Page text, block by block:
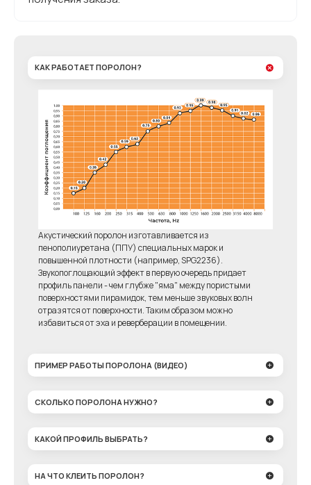
КАК РАБОТАЕТ ПОРОЛОН?
Акустический поролон изготавливается из
пенополиуретана (ППУ) специальных марок и
повышенной плотности (например, SPG2236).
Звукопоглощающий эффект в первую очередь придает
профиль панели - чем глубже "яма" между пористыми
поверхностями пирамидок, тем меньше звуковых волн
отразятся от поверхности. Таким образом можно
избавиться от эха и реверберации в помещении.
ПРИМЕР РАБОТЫ ПОРОЛОНА (ВИДЕО)
СКОЛЬКО ПОРОЛОНА НУЖНО?
КАКОЙ ПРОФИЛЬ ВЫБРАТЬ?
НА ЧТО КЛЕИТЬ ПОРОЛОН?